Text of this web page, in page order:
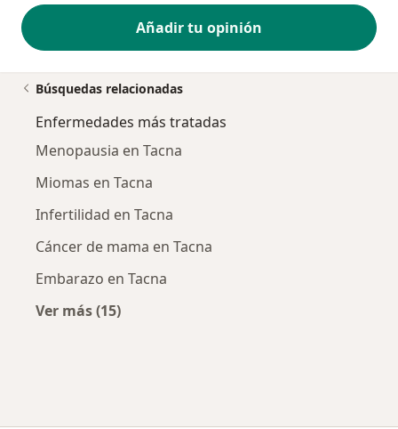
Añadir tu opinión
Búsquedas relacionadas
Enfermedades más tratadas
Menopausia en Tacna
Miomas en Tacna
Infertilidad en Tacna
Cáncer de mama en Tacna
Embarazo en Tacna
Ver más (15)